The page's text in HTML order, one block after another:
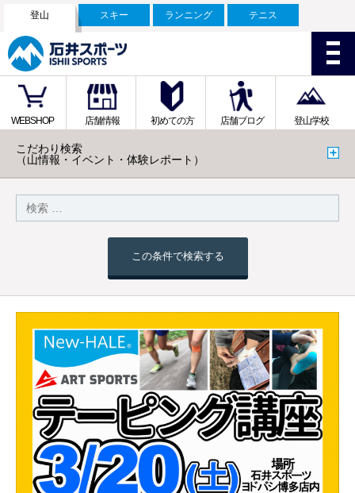
登山 スキー ランニング テニス
WEBSHOP 店舗情報 初めての方 店舗ブログ 登山学校
こだわり検索
（山情報・イベント・体験レポート）
この条件で検索する